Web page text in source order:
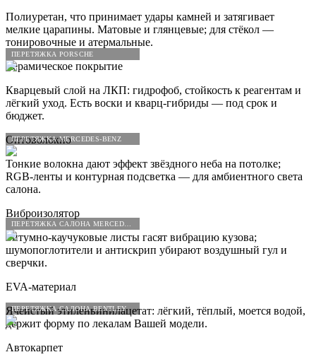
ПЕРЕТЯЖКА PORSCHE
ПЕРЕТЯЖКА MERCEDES-BENZ
ПЕРЕТЯЖКА САЛОНА BENTLEY
Полиуретан, что принимает удары камней и затягивает
мелкие царапины. Матовые и глянцевые; для стёкол —
тонировочные и атермальные.
Керамическое покрытие
Кварцевый слой на ЛКП: гидрофоб, стойкость к реагентам и
лёгкий уход. Есть воски и кварц-гибриды — под срок и
бюджет.
Оптоволокно
Тонкие волокна дают эффект звёздного неба на потолке;
RGB-ленты и контурная подсветка — для амбиентного света
салона.
Виброизолятор
Битумно-каучуковые листы гасят вибрацию кузова;
шумопоглотители и антискрип убирают воздушный гул и
сверчки.
EVA-материал
Ячеистый этиленвинилацетат: лёгкий, тёплый, моется водой,
держит форму по лекалам Вашей модели.
Автокарпет